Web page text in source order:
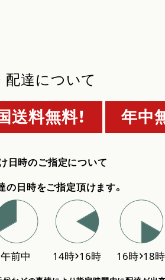
配達について
送料無料！ 年中
日時のご指定について
の日時をご指定頂けます。